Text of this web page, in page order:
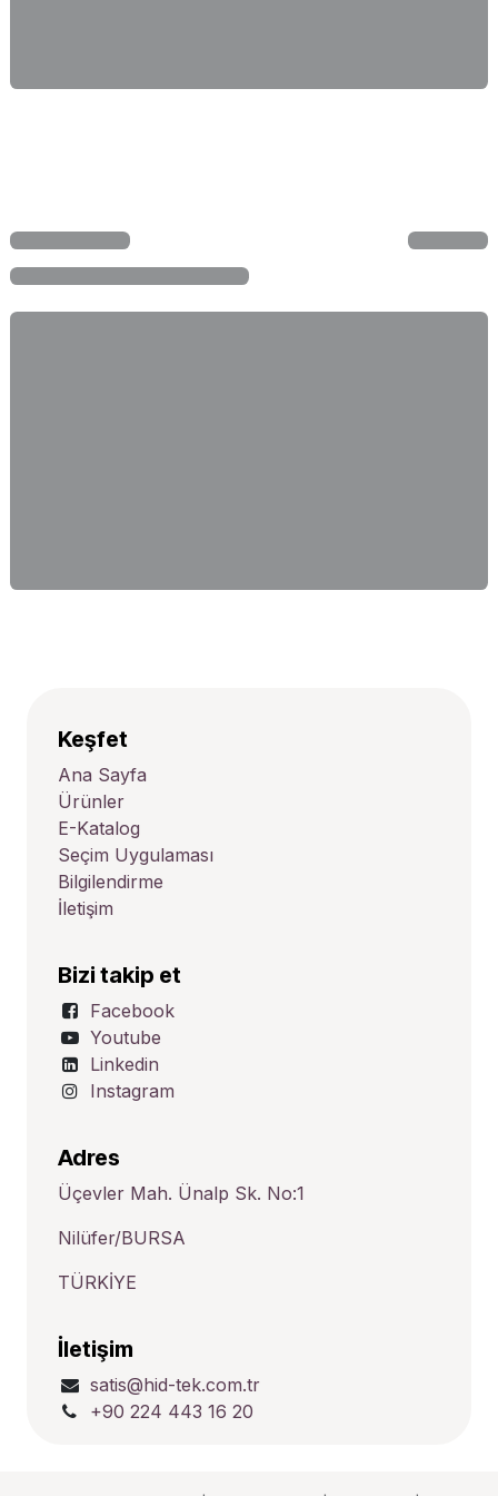
Keşfet
Ana Sayfa
Ürünler
E-Katalog
Seçim Uygulaması
Bilgilendirme
İletişim
Bizi takip et
Facebook
Youtube
Linkedin
Instagram
Adres
Üçevler Mah. Ünalp Sk. No:1
Nilüfer/BURSA
TÜRKİYE
İletişim
satis@hid-tek.com.tr
+90 224 443 16 20